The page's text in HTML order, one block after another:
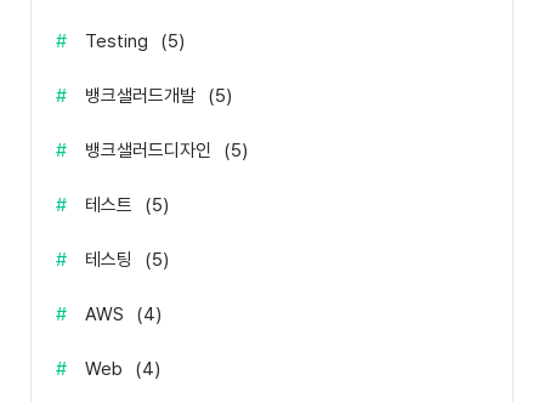
# Testing (5)
# 뱅크샐러드개발 (5)
# 뱅크샐러드디자인 (5)
# 테스트 (5)
# 테스팅 (5)
# AWS (4)
# Web (4)